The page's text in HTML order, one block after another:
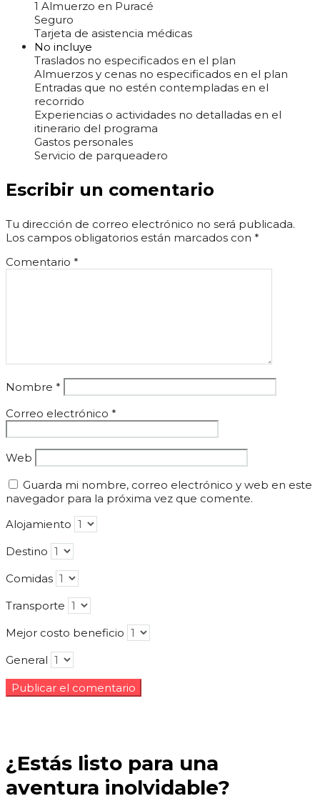
1 Almuerzo en Puracé
Seguro
Tarjeta de asistencia médicas
No incluye
Traslados no especificados en el plan
Almuerzos y cenas no especificados en el plan
Entradas que no estén contempladas en el
recorrido
Experiencias o actividades no detalladas en el
itinerario del programa
Gastos personales
Servicio de parqueadero
Escribir un comentario
Tu dirección de correo electrónico no será publicada.
Los campos obligatorios están marcados con *
Comentario *
Nombre *
Correo electrónico *
Web
Guarda mi nombre, correo electrónico y web en este
navegador para la próxima vez que comente.
Alojamiento
Destino
Comidas
Transporte
Mejor costo beneficio
General
¿Estás listo para una
aventura inolvidable?